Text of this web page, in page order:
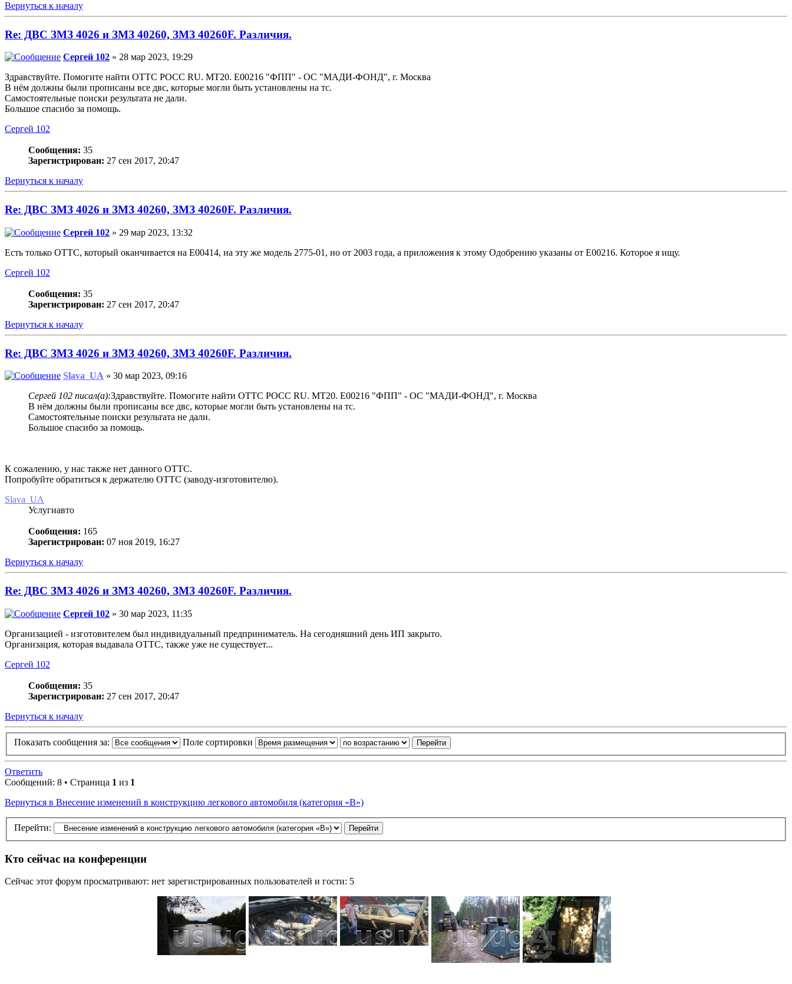
Вернуться к началу
Re: ДВС ЗМЗ 4026 и ЗМЗ 40260, ЗМЗ 40260F. Различия.
Сергей 102 » 28 мар 2023, 19:29
Здравствуйте. Помогите найти ОТТС РОСС RU. MT20. E00216 "ФПП" - ОС "МАДИ-ФОНД", г. Москва
В нём должны были прописаны все двс, которые могли быть установлены на тс.
Самостоятельные поиски результата не дали.
Большое спасибо за помощь.
Сергей 102
Сообщения: 35
Зарегистрирован: 27 сен 2017, 20:47
Вернуться к началу
Re: ДВС ЗМЗ 4026 и ЗМЗ 40260, ЗМЗ 40260F. Различия.
Сергей 102 » 29 мар 2023, 13:32
Есть только ОТТС, который оканчивается на Е00414, на эту же модель 2775-01, но от 2003 года, а приложения к этому Одобрению указаны от Е00216. Которое я ищу.
Сергей 102
Сообщения: 35
Зарегистрирован: 27 сен 2017, 20:47
Вернуться к началу
Re: ДВС ЗМЗ 4026 и ЗМЗ 40260, ЗМЗ 40260F. Различия.
Slava_UA » 30 мар 2023, 09:16
Сергей 102 писал(а):Здравствуйте. Помогите найти ОТТС РОСС RU. MT20. E00216 "ФПП" - ОС "МАДИ-ФОНД", г. Москва
В нём должны были прописаны все двс, которые могли быть установлены на тс.
Самостоятельные поиски результата не дали.
Большое спасибо за помощь.
К сожалению, у нас также нет данного ОТТС.
Попробуйте обратиться к держателю ОТТС (заводу-изготовителю).
Slava_UA
Услугиавто
Сообщения: 165
Зарегистрирован: 07 ноя 2019, 16:27
Вернуться к началу
Re: ДВС ЗМЗ 4026 и ЗМЗ 40260, ЗМЗ 40260F. Различия.
Сергей 102 » 30 мар 2023, 11:35
Организацией - изготовителем был индивидуальный предприниматель. На сегодняшний день ИП закрыто.
Организация, которая выдавала ОТТС, также уже не существует...
Сергей 102
Сообщения: 35
Зарегистрирован: 27 сен 2017, 20:47
Вернуться к началу
Показать сообщения за: Поле сортировки
Ответить
Сообщений: 8 • Страница 1 из 1
Вернуться в Внесение изменений в конструкцию легкового автомобиля (категория «В»)
Перейти:
Кто сейчас на конференции
Сейчас этот форум просматривают: нет зарегистрированных пользователей и гости: 5